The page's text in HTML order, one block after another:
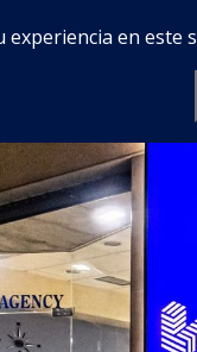
experiencia en este